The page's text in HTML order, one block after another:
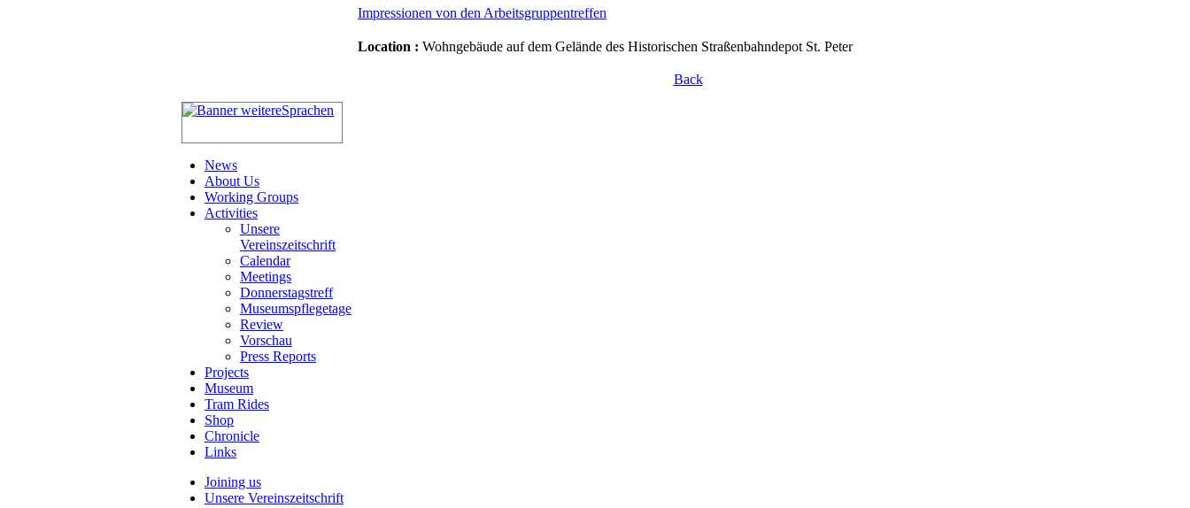
Impressionen von den Arbeitsgruppentreffen
Location : Wohngebäude auf dem Gelände des Historischen Straßenbahndepot St. Peter
Back
News
About Us
Working Groups
Activities
Unsere
Vereinszeitschrift
Calendar
Meetings
Donnerstagstreff
Museumspflegetage
Review
Vorschau
Press Reports
Projects
Museum
Tram Rides
Shop
Chronicle
Links
Joining us
Unsere Vereinszeitschrift